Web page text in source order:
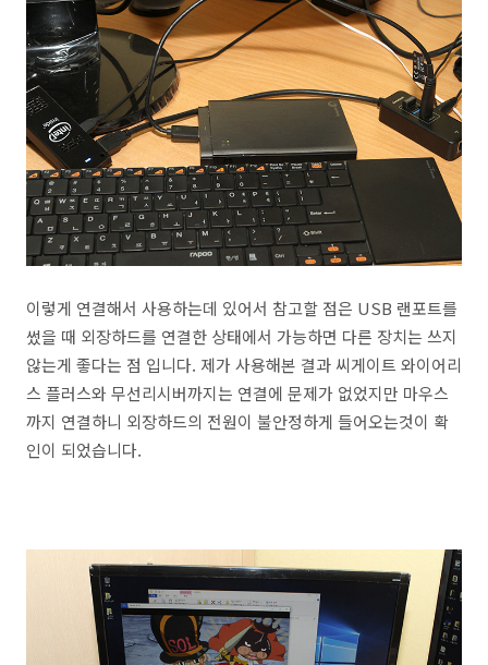
이렇게 연결해서 사용하는데 있어서 참고할 점은 USB 랜포트를
썼을 때 외장하드를 연결한 상태에서 가능하면 다른 장치는 쓰지
않는게 좋다는 점 입니다. 제가 사용해본 결과 씨게이트 와이어리
스 플러스와 무선리시버까지는 연결에 문제가 없었지만 마우스
까지 연결하니 외장하드의 전원이 불안정하게 들어오는것이 확
인이 되었습니다.